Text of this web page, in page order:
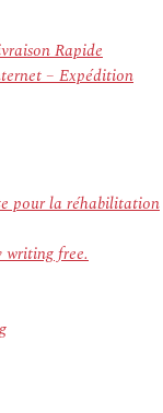
Rapide
– Expédition
pour la réhabilitation
writing free.